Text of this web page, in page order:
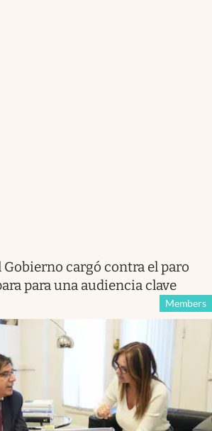
Gobierno cargó contra el paro
para una audiencia clave
Members